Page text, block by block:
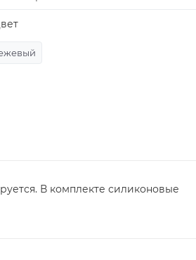
В комплекте силиконовые